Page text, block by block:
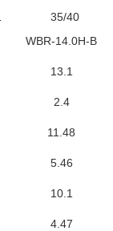
35/40
WBR-14.0H-B
13.1
2.4
11.48
5.46
10.1
4.47